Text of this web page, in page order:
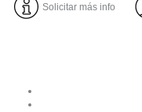
Solicitar más info